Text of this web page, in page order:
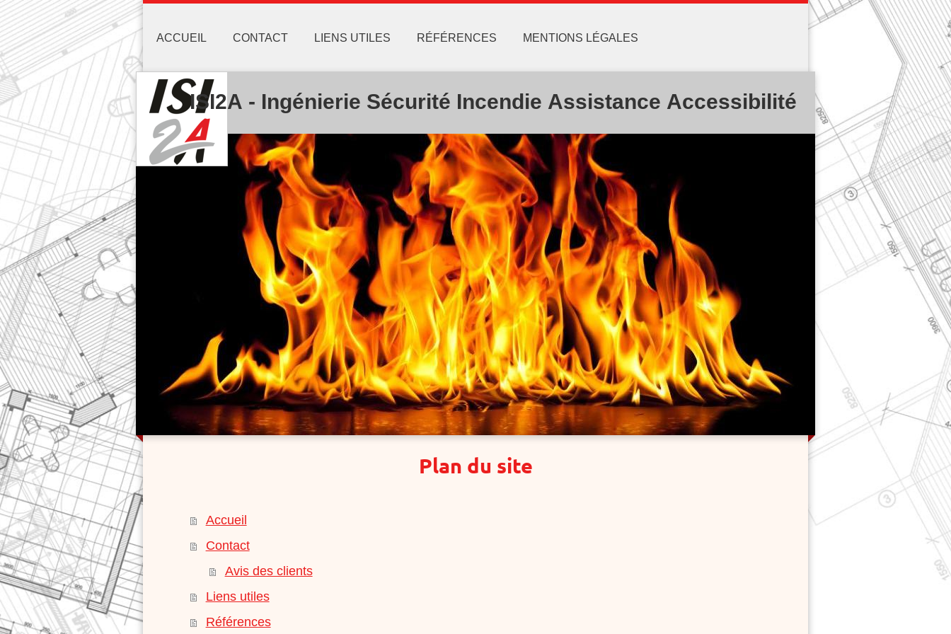
ACCUEIL CONTACT LIENS UTILES RÉFÉRENCES MENTIONS LÉGALES
ISI2A - Ingénierie Sécurité Incendie Assistance Accessibilité
Plan du site
Accueil
Contact
Avis des clients
Liens utiles
Références